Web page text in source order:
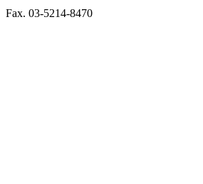
Fax. 03-5214-8470